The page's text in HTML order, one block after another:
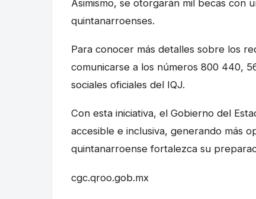
Asimismo, se otorgarán mil becas con
quintanarroenses.
Para conocer más detalles sobre los
comunicarse a los números 800 440,
sociales oficiales del IQJ.
Con esta iniciativa, el Gobierno del
accesible e inclusiva, generando más
quintanarroense fortalezca su
cgc.qroo.gob.mx